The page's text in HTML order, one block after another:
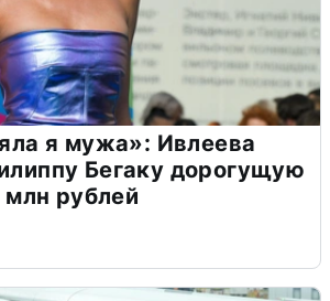
я мужа»: Ивлеева
Бегаку дорогущую
млн рублей